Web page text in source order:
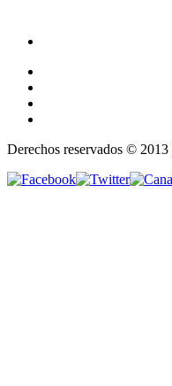
Derechos reservados © 2013